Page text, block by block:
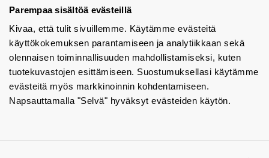
Parempaa sisältöä evästeillä
Kivaa, että tulit sivuillemme. Käytämme evästeitä
käyttökokemuksen parantamiseen ja analytiikkaan sekä
olennaisen toiminnallisuuden mahdollistamiseksi, kuten
tuotekuvastojen esittämiseen. Suostumuksellasi käytämme
evästeitä myös markkinoinnin kohdentamiseen.
Napsauttamalla "Selvä" hyväksyt evästeiden käytön.
Tuotekuvastot
Instagram
BIM-objektit
Yhteystiedot
Tiedotteet